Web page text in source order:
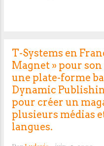
stratégie et
services de
de leurs publications
dégageant économies
PubliAtis gère la
communication –
rapports, site web,
Fron, Directeur Général.
révolutionne le marché
T-Systems en
Magnet » pour
une plate-forme
Dynamic
pour créer un
plusieurs médias
langues.